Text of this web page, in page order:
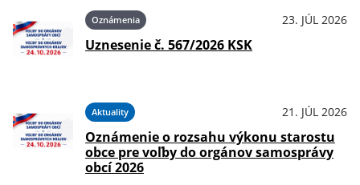
Oznámenia 23. JÚL 2026
Uznesenie č. 567/2026 KSK
Aktuality 21. JÚL 2026
Oznámenie o rozsahu výkonu starostu
obce pre voľby do orgánov samosprávy
obcí 2026